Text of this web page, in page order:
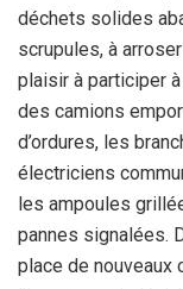
déchets solides
scrupules, à
plaisir à participer
des camions
d’ordures, les
électriciens
les ampoules
pannes signalées.
place de nouveaux